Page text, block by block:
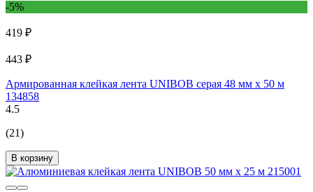
-5%
419 ₽
443 ₽
Армированная клейкая лента UNIBOB серая 48 мм х 50 м
134858
4.5
(21)
В корзину